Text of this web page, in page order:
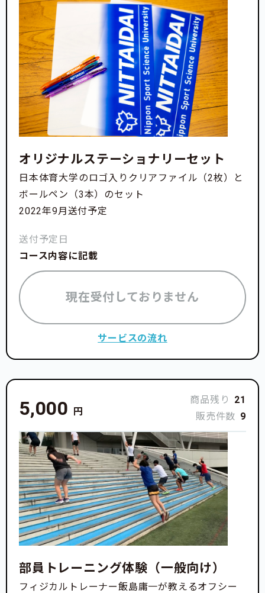
オリジナルステーショナリーセット
日本体育大学のロゴ入りクリアファイル（2枚）と
ボールペン（3本）のセット
2022年9月送付予定
送付予定日
コース内容に記載
現在受付しておりません
サービスの流れ
5,000 円
商品残り
21
販売件数 9
部員トレーニング体験（一般向け）
フィジカルトレーナー飯島庸一が教えるオフシー